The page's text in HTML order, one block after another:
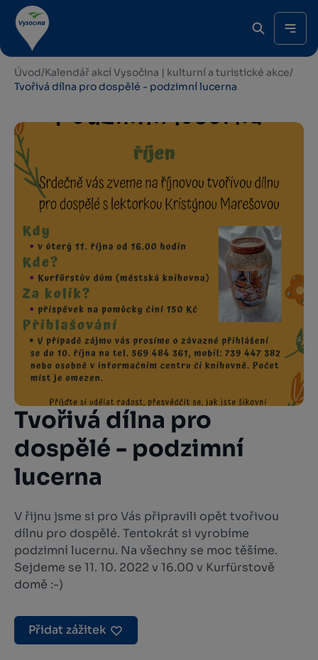
Úvod/Kalendář akcí Vysočina | kulturní a turistické akce/
Tvořivá dílna pro dospělé - podzimní lucerna
Tvořivá dílna pro
dospělé - podzimní
lucerna
V řijnu jsme si pro Vás připravili opět tvořivou
dílnu pro dospělé. Tentokrát si vyrobíme
podzimní lucernu. Na všechny se moc těšíme.
Sejdeme se 11. 10. 2022 v 16.00 v Kurfürstově
domě :-)
Přidat zážitek